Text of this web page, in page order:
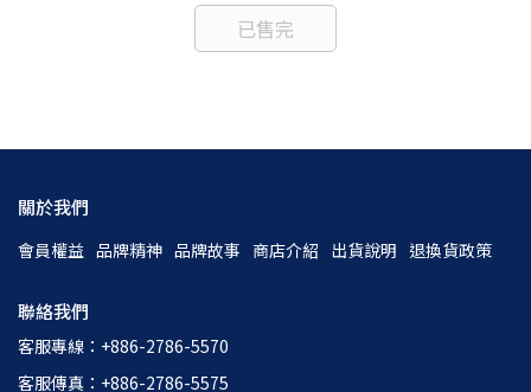
已售完
關於我們
會員權益 品牌精神 品牌故事 商店介紹 出貨說明 退換貨政策
聯絡我們
客服專線：+886-2786-5570
客服傳真：+886-2786-5575